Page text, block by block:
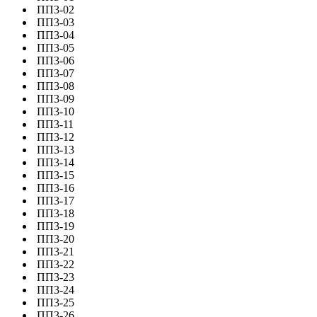
ПП3-02
ПП3-03
ПП3-04
ПП3-05
ПП3-06
ПП3-07
ПП3-08
ПП3-09
ПП3-10
ПП3-11
ПП3-12
ПП3-13
ПП3-14
ПП3-15
ПП3-16
ПП3-17
ПП3-18
ПП3-19
ПП3-20
ПП3-21
ПП3-22
ПП3-23
ПП3-24
ПП3-25